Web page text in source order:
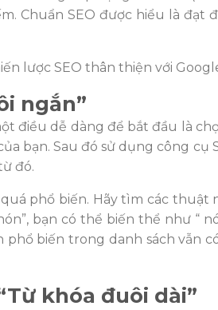
Chuẩn SEO được hiểu là
lược SEO thân thiện với
ngắn”
điều dễ dàng để bắt đầu là
bạn. Sau đó sử dụng công cụ
đó.
phổ biến. Hãy tìm các thuật
bạn có thể biến thể như “
biến trong danh sách vẫn
khóa đuôi dài”